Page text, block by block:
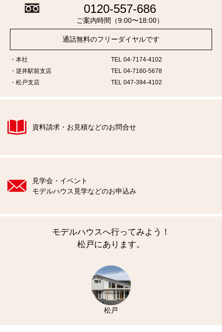
0120-557-686
ご案内時間（9:00〜18:00）
通話無料のフリーダイヤルです
本社
TEL 04-7174-4102
逆井駅前支店
TEL 04-7160-5678
松戸支店
TEL 047-394-4102
資料請求・お見積などのお問合せ
見学会・イベント
モデルハウス見学などのお申込み
モデルハウスへ行ってみよう！
松戸にあります。
松戸